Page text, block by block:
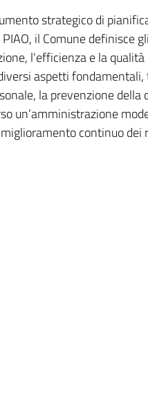
strategico di
il Comune definisce
l'efficienza e la qualità
aspetti fondamentali,
la prevenzione della
un’amministrazione
continuo dei